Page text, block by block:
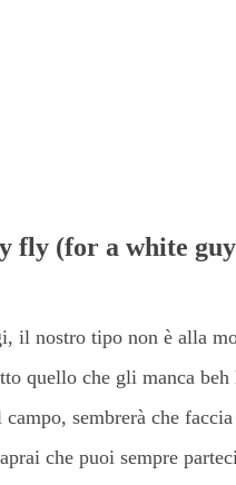
fly (for a white
il nostro tipo non è alla
quello che gli manca
sembrerà che
che puoi sempre